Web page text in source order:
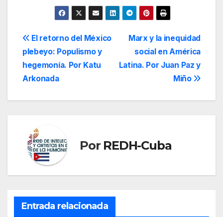
Navegación
de
entradas
Marx y la inequidad
social en América
Latina. Por Juan Paz y
Miño
El retorno del México
plebeyo: Populismo y
hegemonía. Por Katu
Arkonada
Por REDH-Cuba
Entrada relacionada